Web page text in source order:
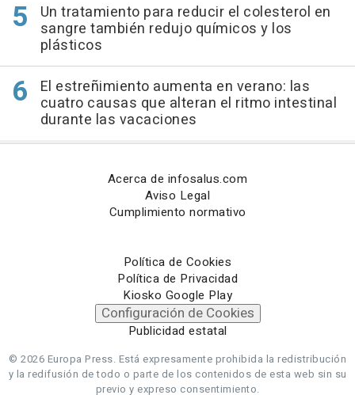
Un tratamiento para reducir el colesterol en
sangre también redujo químicos y los
plásticos
El estreñimiento aumenta en verano: las
cuatro causas que alteran el ritmo intestinal
durante las vacaciones
Acerca de infosalus.com
Aviso Legal
Cumplimiento normativo
Política de Cookies
Política de Privacidad
Kiosko Google Play
Configuración de Cookies
Publicidad estatal
© 2026 Europa Press. Está expresamente prohibida la redistribución
y la redifusión de todo o parte de los contenidos de esta web sin su
previo y expreso consentimiento.